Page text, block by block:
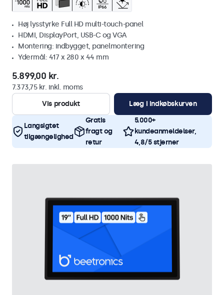
Høj lysstyrke Full HD multi-touch-panel
HDMI, DisplayPort, USB-C og VGA
Montering: indbygget, panelmontering
Ydermål: 417 x 280 x 44 mm
5.899,00 kr.
7.373,75 kr. inkl. moms
Vis produkt
Læg i indkøbskurven
Langsigtet
tilgængelighed
Gratis
fragt og
retur
5.000+
kundeanmeldelser,
4,8/5 stjerner